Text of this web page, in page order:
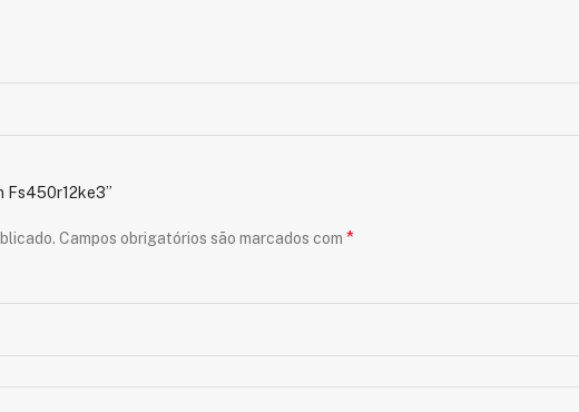
Fs450r12ke3”
Campos obrigatórios são marcados com *